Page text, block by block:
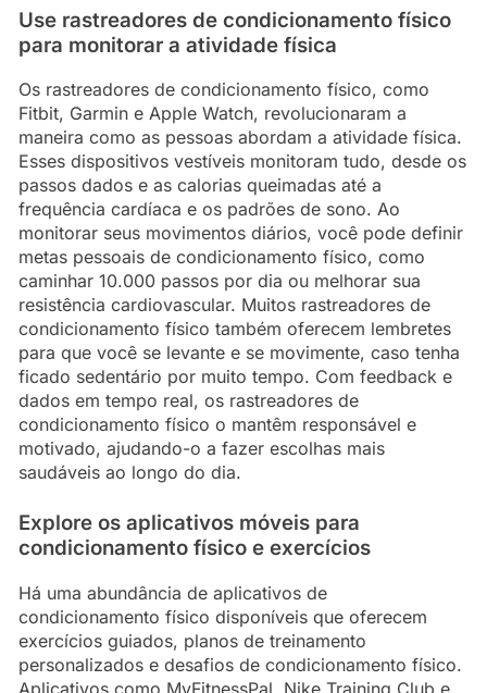
Use rastreadores de condicionamento físico
para monitorar a atividade física
Os rastreadores de condicionamento físico, como
Fitbit, Garmin e Apple Watch, revolucionaram a
maneira como as pessoas abordam a atividade física.
Esses dispositivos vestíveis monitoram tudo, desde os
passos dados e as calorias queimadas até a
frequência cardíaca e os padrões de sono. Ao
monitorar seus movimentos diários, você pode definir
metas pessoais de condicionamento físico, como
caminhar 10.000 passos por dia ou melhorar sua
resistência cardiovascular. Muitos rastreadores de
condicionamento físico também oferecem lembretes
para que você se levante e se movimente, caso tenha
ficado sedentário por muito tempo. Com feedback e
dados em tempo real, os rastreadores de
condicionamento físico o mantêm responsável e
motivado, ajudando-o a fazer escolhas mais
saudáveis ao longo do dia.
Explore os aplicativos móveis para
condicionamento físico e exercícios
Há uma abundância de aplicativos de
condicionamento físico disponíveis que oferecem
exercícios guiados, planos de treinamento
personalizados e desafios de condicionamento físico.